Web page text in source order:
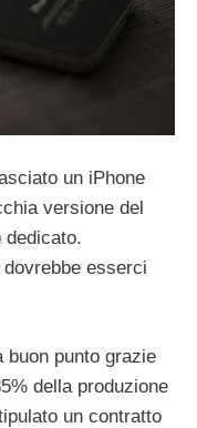
un iPhone
versione del
dedicato.
dovrebbe esserci
buon punto grazie
della produzione
un contratto